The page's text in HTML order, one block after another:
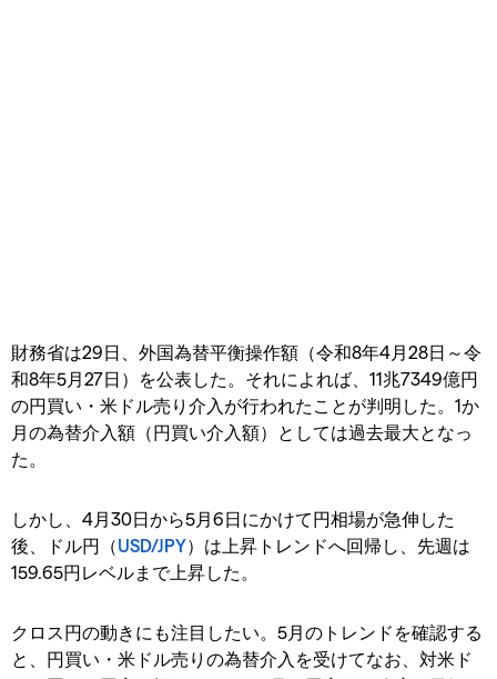
財務省は29日、外国為替平衡操作額（令和8年4月28日～令
和8年5月27日）を公表した。それによれば、11兆7349億円
の円買い・米ドル売り介入が行われたことが判明した。1か
月の為替介入額（円買い介入額）としては過去最大となっ
た。
しかし、4月30日から5月6日にかけて円相場が急伸した
後、ドル円（USD/JPY）は上昇トレンドへ回帰し、先週は
159.65円レベルまで上昇した。
クロス円の動きにも注目したい。5月のトレンドを確認する
と、円買い・米ドル売りの為替介入を受けてなお、対米ド